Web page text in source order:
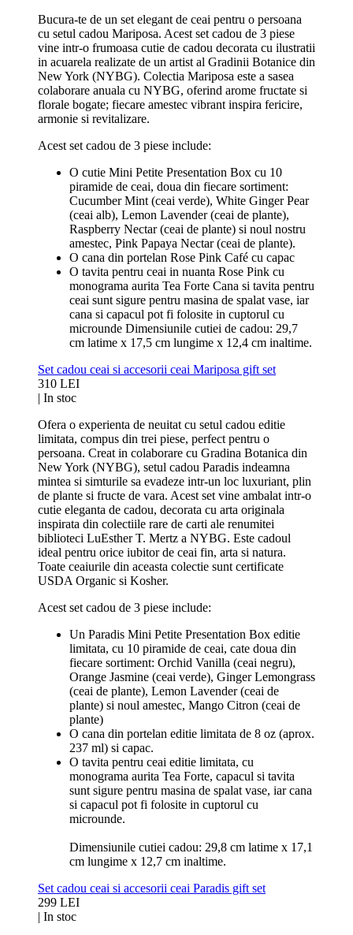
Bucura-te de un set elegant de ceai pentru o persoana
cu setul cadou Mariposa. Acest set cadou de 3 piese
vine intr-o frumoasa cutie de cadou decorata cu ilustratii
in acuarela realizate de un artist al Gradinii Botanice din
New York (NYBG). Colectia Mariposa este a sasea
colaborare anuala cu NYBG, oferind arome fructate si
florale bogate; fiecare amestec vibrant inspira fericire,
armonie si revitalizare.
Acest set cadou de 3 piese include:
O cutie Mini Petite Presentation Box cu 10
piramide de ceai, doua din fiecare sortiment:
Cucumber Mint (ceai verde), White Ginger Pear
(ceai alb), Lemon Lavender (ceai de plante),
Raspberry Nectar (ceai de plante) si noul nostru
amestec, Pink Papaya Nectar (ceai de plante).
O cana din portelan Rose Pink Café cu capac
O tavita pentru ceai in nuanta Rose Pink cu
monograma aurita Tea Forte Cana si tavita pentru
ceai sunt sigure pentru masina de spalat vase, iar
cana si capacul pot fi folosite in cuptorul cu
microunde Dimensiunile cutiei de cadou: 29,7
cm latime x 17,5 cm lungime x 12,4 cm inaltime.
Set cadou ceai si accesorii ceai Mariposa gift set
310 LEI
| In stoc
Ofera o experienta de neuitat cu setul cadou editie
limitata, compus din trei piese, perfect pentru o
persoana. Creat in colaborare cu Gradina Botanica din
New York (NYBG), setul cadou Paradis indeamna
mintea si simturile sa evadeze intr-un loc luxuriant, plin
de plante si fructe de vara. Acest set vine ambalat intr-o
cutie eleganta de cadou, decorata cu arta originala
inspirata din colectiile rare de carti ale renumitei
biblioteci LuEsther T. Mertz a NYBG. Este cadoul
ideal pentru orice iubitor de ceai fin, arta si natura.
Toate ceaiurile din aceasta colectie sunt certificate
USDA Organic si Kosher.
Acest set cadou de 3 piese include:
Un Paradis Mini Petite Presentation Box editie
limitata, cu 10 piramide de ceai, cate doua din
fiecare sortiment: Orchid Vanilla (ceai negru),
Orange Jasmine (ceai verde), Ginger Lemongrass
(ceai de plante), Lemon Lavender (ceai de
plante) si noul amestec, Mango Citron (ceai de
plante)
O cana din portelan editie limitata de 8 oz (aprox.
237 ml) si capac.
O tavita pentru ceai editie limitata, cu
monograma aurita Tea Forte, capacul si tavita
sunt sigure pentru masina de spalat vase, iar cana
si capacul pot fi folosite in cuptorul cu
microunde.
Dimensiunile cutiei cadou: 29,8 cm latime x 17,1
cm lungime x 12,7 cm inaltime.
Set cadou ceai si accesorii ceai Paradis gift set
299 LEI
| In stoc